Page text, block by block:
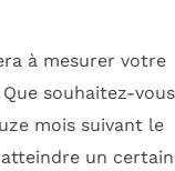
à mesurer votre
souhaitez-vous
mois suivant le
un